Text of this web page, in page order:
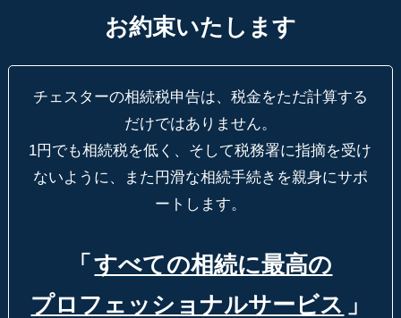
お約束いたします
チェスターの相続税申告は、税金をただ計算する
だけではありません。
1円でも相続税を低く、そして税務署に指摘を受け
ないように、
また円滑な相続手続きを親身にサポ
ートします。
「 すべての相続に最高の
プロフェッショナルサービス 」